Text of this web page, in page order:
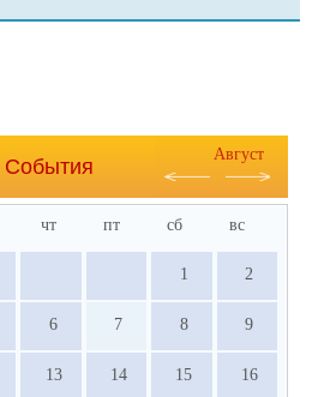
События
Август
чт пт сб вс
1 2
6 7 8 9
13 14 15 16